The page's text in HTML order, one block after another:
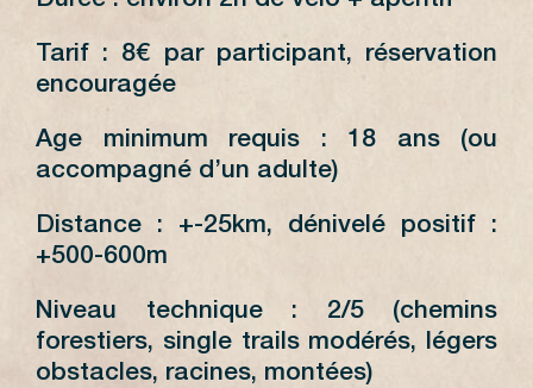
Tarif : 8€ par participant, réservation
encouragée
Age minimum requis : 18 ans (ou
accompagné d’un adulte)
Distance : +-25km, dénivelé positif :
+500-600m
Niveau technique : 2/5 (chemins
forestiers, single trails modérés, légers
obstacles, racines, montées)